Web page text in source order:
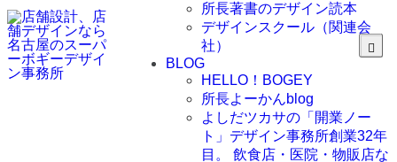
所長著書のデザイン読本
デザインスクール（関連会
社）
BLOG
HELLO！BOGEY
所長よーかんblog
よしだツカサの「開業ノー
ト」 デザイン事務所創業32年
目。 飲食店・医院・物販店な